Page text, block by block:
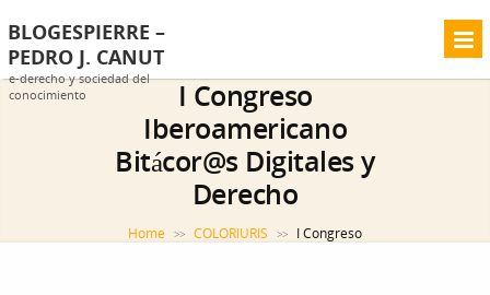
BLOGESPIERRE –
PEDRO J. CANUT
e-derecho y sociedad del
conocimiento
I Congreso
Iberoamericano
Bitácor@s Digitales y
Derecho
Home >> COLORIURIS >>
I Congreso